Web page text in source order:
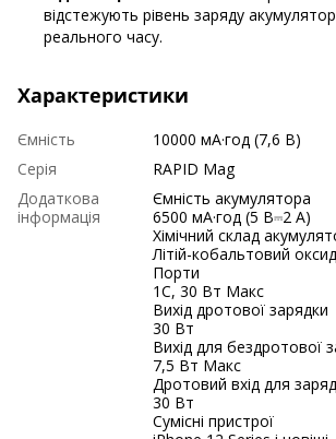
відстежують рівень заряду
реального часу.
Характеристики
Ємність
10000 мА·год (7,6 В)
Серія
RAPID Mag
Додаткова
інформація
Ємність акумулятора
6500 мА·год (5 В⎓2 А)
Хімічний склад
Літій-кобальтовий оксид
Порти
1С, 30 Вт Макс
Вихід дротової зарядки
30 Вт
Вихід для бездротової
7,5 Вт Макс
Дротовий вхід для
30 Вт
Сумісні пристрої